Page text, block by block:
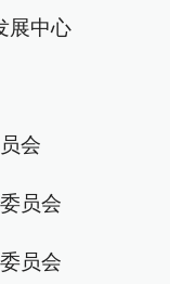
展中心
会
员会
员会